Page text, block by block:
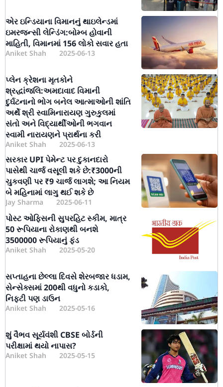
એર ઇન્ડિયાના વિમાનનું થાઇલેન્ડમાં
ઇમરજન્સી લેન્ડિંગ:બોમ્બ હોવાની
માહિતી, વિમાનમાં 156 લોકો સવાર હતા
Aniket Shah 2025-06-13
પ્લેન ક્રેશના મૃતકોને
શ્રદ્ધાંજલિ:અમદાવાદ વિમાની
દુર્ઘટનાનો ભોગ બનેલ આત્માઓની શાંતિ
અર્થે શ્રી સ્વામિનારાયણ ગુરુકુલમાં
સંતો અને વિદ્યાર્થીઓની ભગવાન
સ્વામી નારાયણને પ્રાર્થના કરી
Aniket Shah 2025-06-13
સરકાર UPI પેમેન્ટ પર દુકાનદારો
પાસેથી ચાર્જ વસૂલી શકે છે:₹3000ની
ચુકવણી પર ₹9 ચાર્જ લાગશે; આ નિયમ
બે મહિનામાં લાગુ થઈ શકે છે
Jay Sharma 2025-06-11
પોસ્ટ ઓફિસની સુપરહિટ સ્કીમ, માત્ર
50 રૂપિયાના રોકાણથી બનશે
3500000 રૂપિયાનું ફંડ
Aniket Shah 2025-05-20
સપ્તાહના છેલ્લા દિવસે શેરબજાર ધડામ,
સેન્સેક્સમાં 200થી વધુનો કડાકો,
નિફ્ટી પણ ડાઉન
Aniket Shah 2025-05-16
શું વૈભવ સૂર્યવંશી CBSE બોર્ડની
પરીક્ષામાં થયો નાપાસ?
Aniket Shah 2025-05-15